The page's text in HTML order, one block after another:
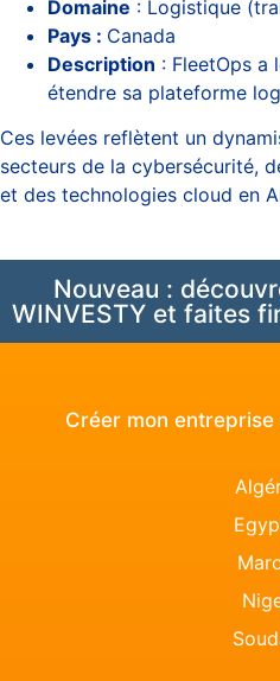
Domaine : Logistique
Pays : Canada
Description : FleetOps a
étendre sa plateforme
Ces levées reflètent un
secteurs de la cybersécurité,
et des technologies cloud en
Nouveau :
WINVESTY et faites
Créer mon